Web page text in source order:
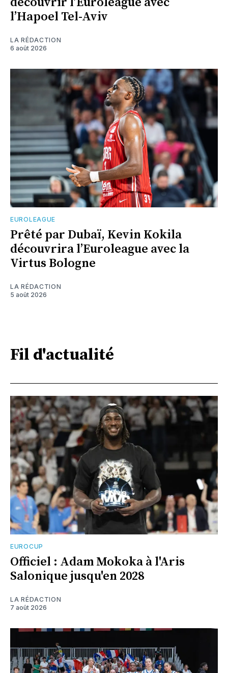
l’Hapoel Tel-Aviv
LA RÉDACTION
6 août 2026
EUROLEAGUE
Prêté par Dubaï, Kevin Kokila
découvrira l’Euroleague avec la
Virtus Bologne
LA RÉDACTION
5 août 2026
Fil d'actualité
EUROCUP
Officiel : Adam Mokoka à l'Aris
Salonique jusqu'en 2028
LA RÉDACTION
7 août 2026